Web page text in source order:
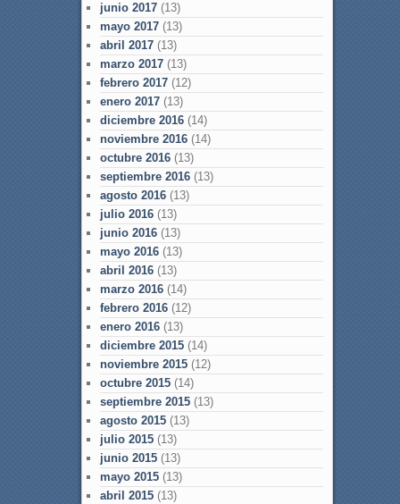
junio 2017(13)
mayo 2017(13)
abril 2017(13)
marzo 2017(13)
febrero 2017(12)
enero 2017(13)
diciembre 2016(14)
noviembre 2016(14)
octubre 2016(13)
septiembre 2016(13)
agosto 2016(13)
julio 2016(13)
junio 2016(13)
mayo 2016(13)
abril 2016(13)
marzo 2016(14)
febrero 2016(12)
enero 2016(13)
diciembre 2015(14)
noviembre 2015(12)
octubre 2015(14)
septiembre 2015(13)
agosto 2015(13)
julio 2015(13)
junio 2015(13)
mayo 2015(13)
abril 2015(13)